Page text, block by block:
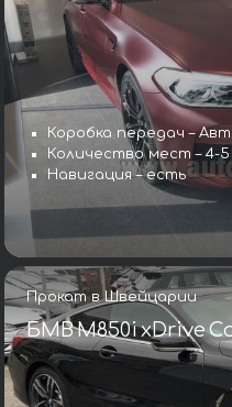
Коробка передач –
Количество мест – 4-5
Навигация – есть
Прокат в Швейцарии
БМВ M850i xDrive